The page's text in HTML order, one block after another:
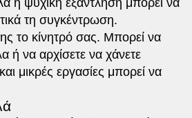
τη συγκέντρωση.
το κίνητρό σας. Μπορεί να
ή να αρχίσετε να χάνετε
μικρές εργασίες μπορεί να